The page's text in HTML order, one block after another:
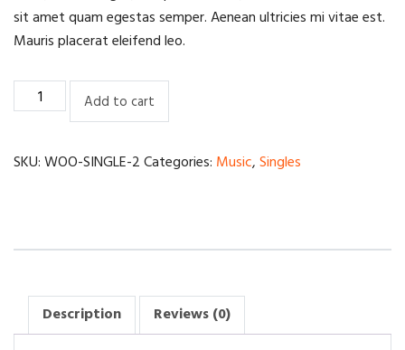
sit amet quam egestas semper. Aenean ultricies mi vitae est.
Mauris placerat eleifend leo.
Firing
trigger
quantity
Add to cart
SKU:WOO-SINGLE-2Categories: Music,Singles
Description Reviews (0)